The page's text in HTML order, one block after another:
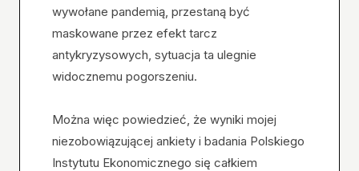
wywołane pandemią, przestaną być
maskowane przez efekt tarcz
antykryzysowych, sytuacja ta ulegnie
widocznemu pogorszeniu.
Można więc powiedzieć, że wyniki mojej
niezobowiązującej ankiety i badania Polskiego
Instytutu Ekonomicznego się całkiem